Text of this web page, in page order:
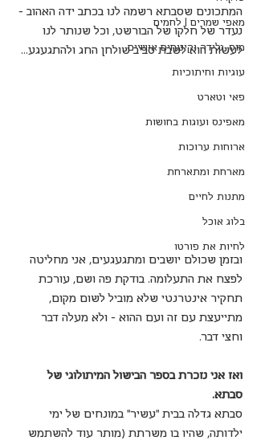
מאפי שמרים | לחמים
מוס, גלידה וקינוחים אישיים
עוגיות וחיתוכיות
פאי וטארט
מאפינס ועוגות בחושות
ארוחות ערוכות
מארחת ומתארחת
מתנות לחיים
בלוג אוכל
לחיות את פורטו
המתכונים שסבתא רשמה לנו בכתב ידה האהוב -
נעדר של חלקו של הבורשט, וכל שנותר לנו
לעשות הוא לשבת סביב שולחן החג ולהתגעגע...
ובזמן שכולם יושבים ומתגעגעים, אני מחליטה
לפצח את התעלומה. בודקת פה ושם, עורכת
תחקיר אינטרנטי שלא מוביל לשום מקום,
מתייעצת עם זה ועם ההוא - ולא מעלה דבר
וחצי דבר.
ואז אני נזכרת בספר הבישול המיתולוגי של
סבתא.
סבתא גדלה בבית "עשיר" במונחים של ימי
ילדותה, שהיו בו משרתת (מותר עוד להשתמש